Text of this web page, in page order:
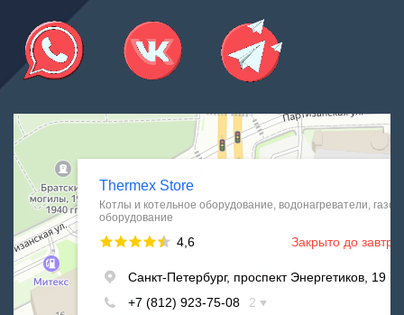
Thermex Store
Котлы и котельное оборудование в Санкт‑Петербурге
Водонагреватели в Санкт‑Петербурге